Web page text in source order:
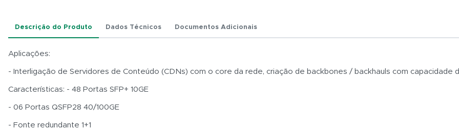
Descrição do Produto Dados Técnicos Documentos Adicionais
Aplicações:
- Interligação de Servidores de Conteúdo (CDNs) com o core da rede, criação de backbones / backhauls com capacidade
Características: - 48 Portas SFP+ 10GE
- 06 Portas QSFP28 40/100GE
- Fonte redundante 1+1